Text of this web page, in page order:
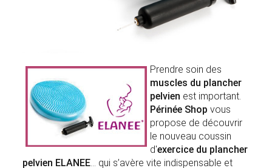
Prendre soin des
muscles du plancher
pelvien est important.
Périnée Shop vous
propose de découvrir
le nouveau coussin
d'exercice du plancher
pelvien ELANEEqui s’avère vite indispensable et